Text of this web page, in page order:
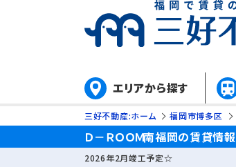
エリアから探す
三好不動産:ホーム 福岡市博多区
Ｄ－ＲＯＯＭ南福岡の賃貸情報
2026年2月竣工予定☆